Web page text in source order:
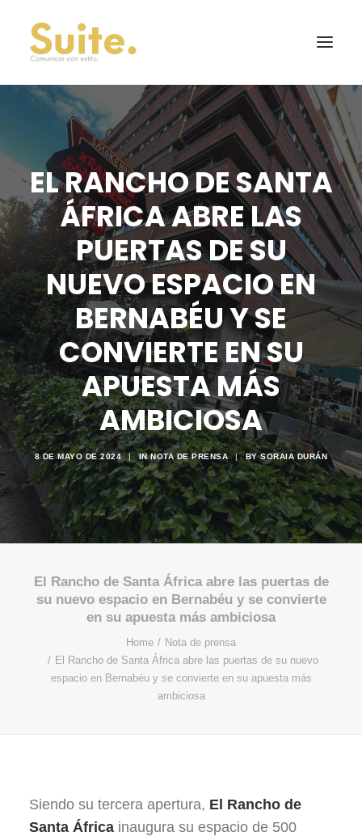
EL RANCHO DE SANTA
ÁFRICA ABRE LAS
PUERTAS DE SU
NUEVO ESPACIO EN
BERNABÉU Y SE
CONVIERTE EN SU
APUESTA MÁS
AMBICIOSA
8 DE MAYO DE 2024 | INNOTA DE PRENSA | BYSORAIA DURÁN
El Rancho de Santa África abre las puertas de
su nuevo espacio en Bernabéu y se convierte
en su apuesta más ambiciosa
Home
Nota de prensa
El Rancho de Santa África abre las puertas de su nuevo
espacio en Bernabéu y se convierte en su apuesta más
ambiciosa
Siendo su tercera apertura, El Rancho de
Santa África inaugura su espacio de 500